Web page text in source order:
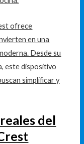
ofrece
en una
Desde su
este dispositivo
simplificar y
del